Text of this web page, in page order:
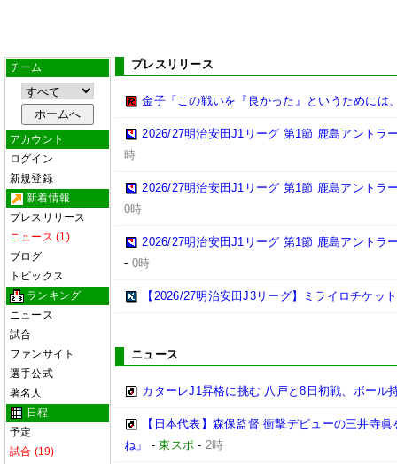
チーム
アカウント
ログイン
新規登録
新着情報
プレスリリース
ニュース (1)
ブログ
トピックス
ランキング
ニュース
試合
ファンサイト
選手公式
著名人
日程
予定
試合 (19)
プレスリリース
金子「この戦いを『良かった』というためには
2026/27明治安田J1リーグ 第1節 鹿島アントラ
時
2026/27明治安田J1リーグ 第1節 鹿島アントラ
0時
2026/27明治安田J1リーグ 第1節 鹿島アントラ
- 0時
【2026/27明治安田J3リーグ】ミライロチケッ
ニュース
カターレJ1昇格に挑む 八戸と8日初戦、ボール
【日本代表】森保監督 衝撃デビューの三井寺
ね」
-東スポ - 2時